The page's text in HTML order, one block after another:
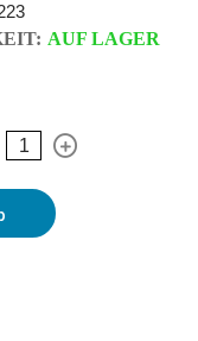
AUF LAGER